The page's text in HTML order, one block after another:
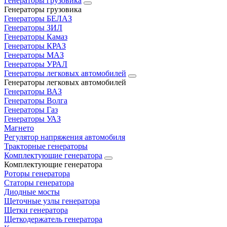
Генераторы грузовика
Генераторы БЕЛАЗ
Генераторы ЗИЛ
Генераторы Камаз
Генераторы КРАЗ
Генераторы МАЗ
Генераторы УРАЛ
Генераторы легковых автомобилей
Генераторы легковых автомобилей
Генераторы ВАЗ
Генераторы Волга
Генераторы Газ
Генераторы УАЗ
Магнето
Регулятор напряжения автомобиля
Тракторные генераторы
Комплектующие генератора
Комплектующие генератора
Роторы генератора
Статоры генератора
Диодные мосты
Щеточные узлы генератора
Щетки генератора
Щеткодержатель генератора